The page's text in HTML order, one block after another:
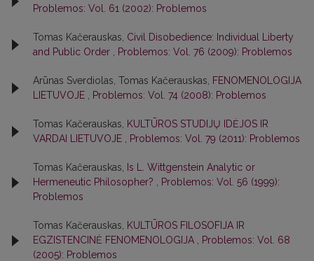
Problemos: Vol. 61 (2002): Problemos
Tomas Kačerauskas, Civil Disobedience: Individual Liberty
and Public Order
Problemos: Vol. 76 (2009): Problemos
Arūnas Sverdiolas, Tomas Kačerauskas,
FENOMENOLOGIJA
LIETUVOJE
Problemos: Vol. 74 (2008): Problemos
Tomas Kačerauskas,
KULTŪROS STUDIJŲ IDĖJOS IR
VARDAI LIETUVOJE
Problemos: Vol. 79 (2011): Problemos
Tomas Kačerauskas,
Is L. Wittgenstein Analytic or
Hermeneutic Philosopher?
Problemos: Vol. 56 (1999):
Problemos
Tomas Kačerauskas,
KULTŪROS FILOSOFIJA IR
EGZISTENCINĖ FENOMENOLOGIJA
Problemos: Vol. 68
(2005): Problemos